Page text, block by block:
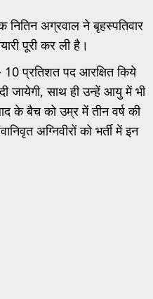
अग्रवाल ने बृहस्पतिवार
पूरी कर ली है।
10 प्रतिशत पद आरक्षित किये
जायेगी, साथ ही उन्हें आयु में भी
के बैच को उम्र में तीन वर्ष की
अग्निवीरों को भर्ती में इन